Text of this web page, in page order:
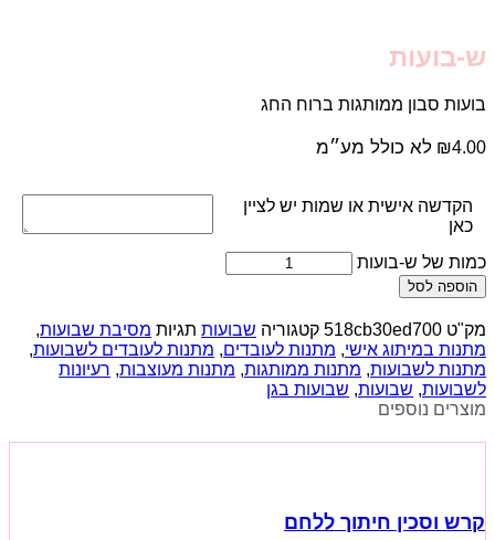
ש-בועות
בועות סבון ממותגות ברוח החג
₪4.00 לא כולל מע״מ
הקדשה אישית או שמות יש לציין
כאן
כמות של ש-בועות
הוספה לסל
מק"ט 518cb30ed700 קטגוריה שבועות תגיות מסיבת שבועות,
מתנות במיתוג אישי, מתנות לעובדים, מתנות לעובדים לשבועות,
מתנות לשבועות, מתנות ממותגות, מתנות מעוצבות, רעיונות
לשבועות, שבועות, שבועות בגן
מוצרים נוספים
קרש וסכין חיתוך ללחם